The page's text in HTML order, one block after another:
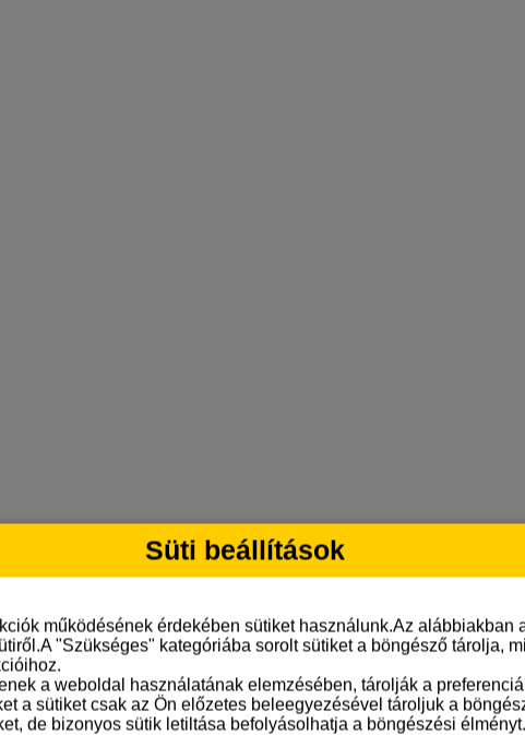
Süti beállítások
működésének érdekében sütiket használunk.Az alábbiakban
"Szükséges" kategóriába sorolt sütiket a böngésző tárolja,
a weboldal használatának elemzésében, tárolják a
a sütiket csak az Ön előzetes beleegyezésével tároljuk a
de bizonyos sütik letiltása befolyásolhatja a böngészési élményt.